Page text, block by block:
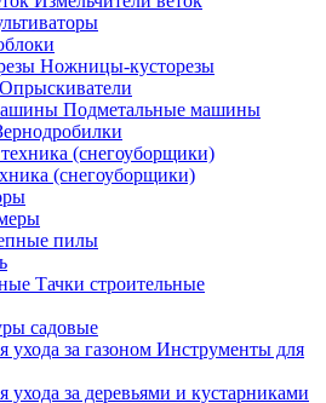
Ножницы-кусторезы
Опрыскиватели
Подметальные машины
(снегоуборщики)
пилы
Тачки строительные
садовые
Инструменты для